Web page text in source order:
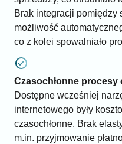
Brak integracji pomiędzy
możliwość
co z kolei spowalniało
Czasochłonne procesy
Dostępne wcześniej
internetowego były
czasochłonne. Brak
m.in. przyjmowanie